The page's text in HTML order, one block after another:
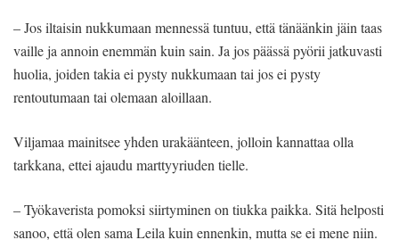
– Jos iltaisin nukkumaan mennessä tuntuu, että tänäänkin jäin taas
vaille ja annoin enemmän kuin sain. Ja jos päässä pyörii jatkuvasti
huolia, joiden takia ei pysty nukkumaan tai jos ei pysty
rentoutumaan tai olemaan aloillaan.
Viljamaa mainitsee yhden urakäänteen, jolloin kannattaa olla
tarkkana, ettei ajaudu marttyyriuden tielle.
– Työkaverista pomoksi siirtyminen on tiukka paikka. Sitä helposti
sanoo, että olen sama Leila kuin ennenkin, mutta se ei mene niin.